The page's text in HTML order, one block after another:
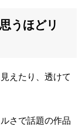
うほどリ
えたり、透けて
さで話題の作品